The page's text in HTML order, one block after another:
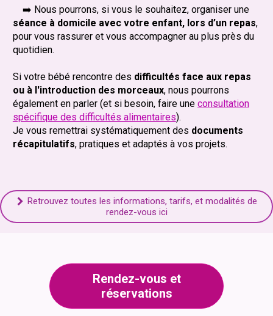
➡️ Nous pourrons, si vous le souhaitez, organiser une
séance à domicile avec votre enfant, lors d’un repas,
pour vous rassurer et vous accompagner au plus près du
quotidien.
Si votre bébé rencontre des difficultés face aux repas
ou à l'introduction des morceaux, nous pourrons
également en parler (et si besoin, faire une consultation
spécifique des difficultés alimentaires).
Je vous remettrai systématiquement des documents
récapitulatifs, pratiques et adaptés à vos projets.
 Retrouvez toutes les informations, tarifs, et modalités de
rendez-vous ici
Rendez-vous et
réservations